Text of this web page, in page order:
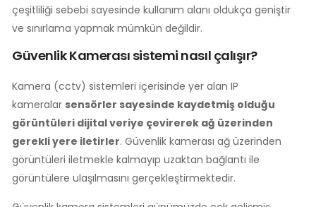
çeşitliliği sebebi sayesinde kullanım alanı oldukça geniştir
ve sınırlama yapmak mümkün değildir.
Güvenlik Kamerası sistemi nasıl çalışır?
Kamera (cctv) sistemleri içerisinde yer alan IP
kameralar sensörler sayesinde kaydetmiş olduğu
görüntüleri dijital veriye çevirerek ağ üzerinden
gerekli yere iletirler. Güvenlik kamerası ağ üzerinden
görüntüleri iletmekle kalmayıp uzaktan bağlantı ile
görüntülere ulaşılmasını gerçekleştirmektedir.